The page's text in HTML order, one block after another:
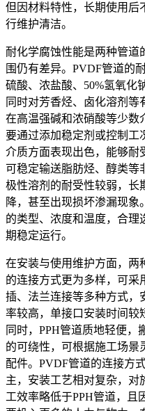
但因材料特性，长期使用后
行维护清洁。
耐化学腐蚀性能是两种管道
围仍有差异。PVDF管道的
硫酸、浓盐酸、50%氢氧化
同时对芳香烃、卤化溶剂
在高温强碱和浓硝酸等少数
要通过添加稳定剂或控制工
介质方面表现出色，能够耐
可稳定输送脂肪烃、醇类等
极性溶剂的耐受性较弱，长
降，甚至出现损坏渗漏现
的类型、浓度和温度，合理
期稳定运行。
在安装与使用维护方面，两
的连接方式更为多样，可采
插、法兰连接等多种方式，
率较高，单接口安装时间较
同时，PPH管道质地轻便，
的可绕性，可根据施工场景
配件。PVDF管道的连接方
主，安装工艺相对复杂，对
工效率略低于PPH管道，且